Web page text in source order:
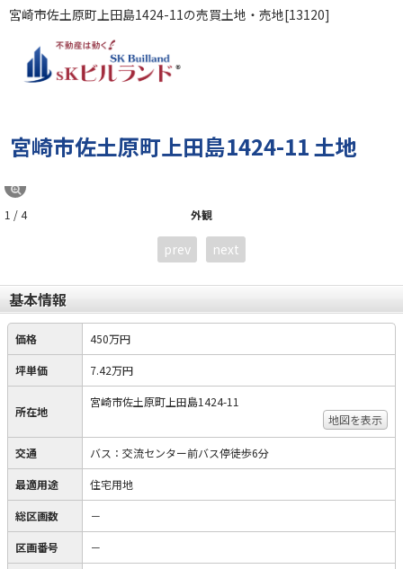
宮崎市佐土原町上田島1424-11の売買土地・売地[13120]
宮崎市佐土原町上田島1424-11 土地
外観
1 / 4
prev next
基本情報
価格 450万円
坪単価 7.42万円
所在地
宮崎市佐土原町上田島1424-11
地図を表示
交通 バス：交流センター前バス停徒歩6分
最適用途 住宅用地
総区画数 －
区画番号 －